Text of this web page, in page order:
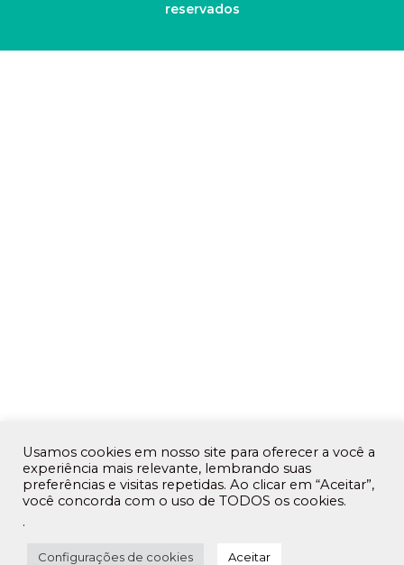
reservados
Usamos cookies em nosso site para oferecer a você a
experiência mais relevante, lembrando suas
preferências e visitas repetidas. Ao clicar em “Aceitar”,
você concorda com o uso de TODOS os cookies.
.
Configurações de cookies Aceitar